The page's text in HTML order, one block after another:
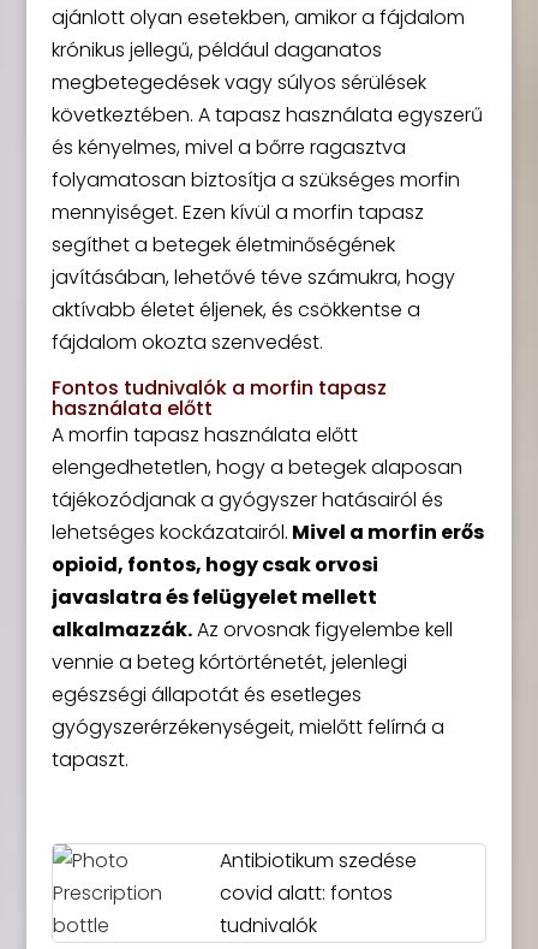
ajánlott olyan esetekben, amikor a fájdalom
krónikus jellegű, például daganatos
megbetegedések vagy súlyos sérülések
következtében. A tapasz használata egyszerű
és kényelmes, mivel a bőrre ragasztva
folyamatosan biztosítja a szükséges morfin
mennyiséget. Ezen kívül a morfin tapasz
segíthet a betegek életminőségének
javításában, lehetővé téve számukra, hogy
aktívabb életet éljenek, és csökkentse a
fájdalom okozta szenvedést.
Fontos tudnivalók a morfin tapasz
használata előtt
A morfin tapasz használata előtt
elengedhetetlen, hogy a betegek alaposan
tájékozódjanak a gyógyszer hatásairól és
lehetséges kockázatairól. Mivel a morfin erős
opioid, fontos, hogy csak orvosi
javaslatra és felügyelet mellett
alkalmazzák.Az orvosnak figyelembe kell
vennie a beteg kórtörténetét, jelenlegi
egészségi állapotát és esetleges
gyógyszerérzékenységeit, mielőtt felírná a
tapaszt.
Antibiotikum szedése
covid alatt: fontos
tudnivalók